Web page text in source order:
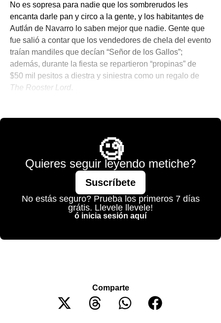
No es sopresa para nadie que los sombrerudos les
encanta darle pan y circo a la gente, y los habitantes de
Autlán de Navarro lo saben mejor que nadie. Gente que
fue salió a contar que los vendedores de chela del evento
traían mandiles que decían “Señor de los Gallos”;
además, durante la fiesta se repartieron “propinas” de
$50 mil pesitos a diestra y siniestra como un regalo de
The Rooster Lord
🧐
Quieres seguir leyendo metiche?
Suscríbete
No estás seguro? Prueba los primeros 7 días
grátis. Llevele llevele!
ó inicia sesión aquí
Comparte